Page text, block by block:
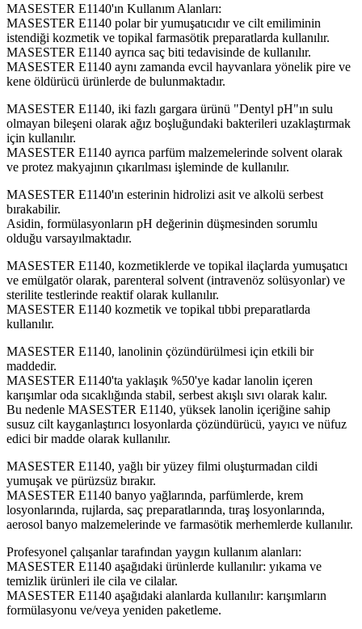
MASESTER E1140'ın Kullanım Alanları:
MASESTER E1140 polar bir yumuşatıcıdır ve cilt emiliminin
istendiği kozmetik ve topikal farmasötik preparatlarda kullanılır.
MASESTER E1140 ayrıca saç biti tedavisinde de kullanılır.
MASESTER E1140 aynı zamanda evcil hayvanlara yönelik pire ve
kene öldürücü ürünlerde de bulunmaktadır.
MASESTER E1140, iki fazlı gargara ürünü "Dentyl pH"ın sulu
olmayan bileşeni olarak ağız boşluğundaki bakterileri uzaklaştırmak
için kullanılır.
MASESTER E1140 ayrıca parfüm malzemelerinde solvent olarak
ve protez makyajının çıkarılması işleminde de kullanılır.
MASESTER E1140'ın esterinin hidrolizi asit ve alkolü serbest
bırakabilir.
Asidin, formülasyonların pH değerinin düşmesinden sorumlu
olduğu varsayılmaktadır.
MASESTER E1140, kozmetiklerde ve topikal ilaçlarda yumuşatıcı
ve emülgatör olarak, parenteral solvent (intravenöz solüsyonlar) ve
sterilite testlerinde reaktif olarak kullanılır.
MASESTER E1140 kozmetik ve topikal tıbbi preparatlarda
kullanılır.
MASESTER E1140, lanolinin çözündürülmesi için etkili bir
maddedir.
MASESTER E1140'ta yaklaşık %50'ye kadar lanolin içeren
karışımlar oda sıcaklığında stabil, serbest akışlı sıvı olarak kalır.
Bu nedenle MASESTER E1140, yüksek lanolin içeriğine sahip
susuz cilt kayganlaştırıcı losyonlarda çözündürücü, yayıcı ve nüfuz
edici bir madde olarak kullanılır.
MASESTER E1140, yağlı bir yüzey filmi oluşturmadan cildi
yumuşak ve pürüzsüz bırakır.
MASESTER E1140 banyo yağlarında, parfümlerde, krem
losyonlarında, rujlarda, saç preparatlarında, tıraş losyonlarında,
aerosol banyo malzemelerinde ve farmasötik merhemlerde kullanılır.
Profesyonel çalışanlar tarafından yaygın kullanım alanları:
MASESTER E1140 aşağıdaki ürünlerde kullanılır: yıkama ve
temizlik ürünleri ile cila ve cilalar.
MASESTER E1140 aşağıdaki alanlarda kullanılır: karışımların
formülasyonu ve/veya yeniden paketleme.